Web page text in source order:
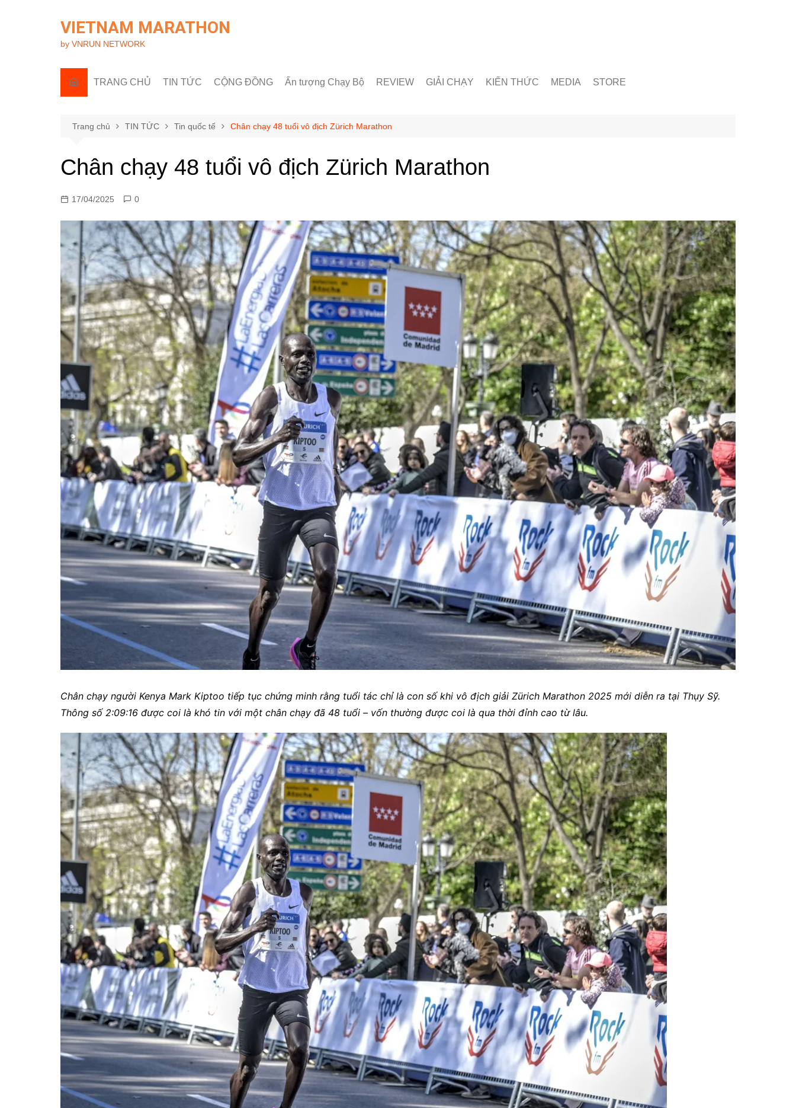
VIETNAM MARATHON
by VNRUN NETWORK
TRANG CHỦ TIN TỨC
Tin trong nước
CỘNG ĐỒNG
Câu lạc bộ & Nhóm chạy
Ấn tượng Chạy Bộ REVIEW
Thiết bị & Phụ kiện
GIẢI CHẠY KIẾN THỨC MEDIA STORE
Trang chủ TIN TỨC Tin quốc tế Chân chạy 48 tuổi vô địch Zürich Marathon
Chân chạy 48 tuổi vô địch Zürich Marathon
17/04/2025 0
Chân chạy người Kenya Mark Kiptoo tiếp tục chứng minh rằng tuổi tác chỉ là con số khi vô địch giải Zürich Marathon 2025 mới diễn ra tại Thụy Sỹ.
Thông số 2:09:16 được coi là khó tin với một chân chạy đã 48 tuổi – vốn thường được coi là qua thời đỉnh cao từ lâu.